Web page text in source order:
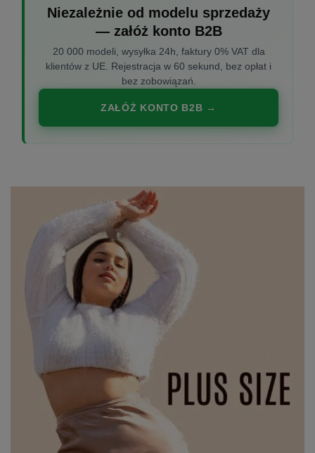
Niezależnie od modelu sprzedaży
— załóż konto B2B
20 000 modeli, wysyłka 24h, faktury 0% VAT dla
klientów z UE. Rejestracja w 60 sekund, bez opłat i
bez zobowiązań.
ZAŁÓŻ KONTO B2B →